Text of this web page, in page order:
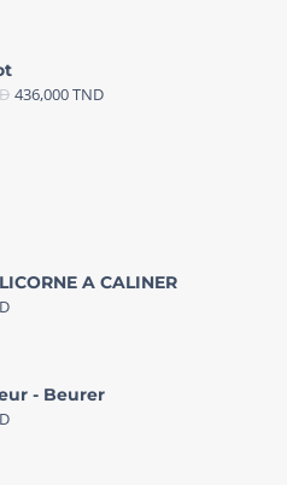
436,000TND
A CALINER
- Beurer